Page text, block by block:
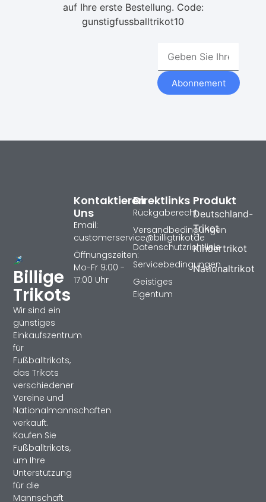
auf Ihre erste Bestellung. Code:
gunstigfussballtrikot10
Abonnement
Billige
Trikots
Wir sind ein
günstiges
Einkaufszentrum
für
Fußballtrikots,
das Trikots
verschiedener
Vereine und
Nationalmannschaften
verkauft.
Kaufen Sie
Fußballtrikots,
um Ihre
Unterstützung
für die
Mannschaft
Produkt
Deutschland-
Trikot
Kindertrikot
Nationaltrikot
Direktlinks
Rückgaberecht
Versandbedingungen
Datenschutzrichtlinie
Servicebedingungen
Geistiges
Eigentum
Kontaktieren
Uns
Email:
customerservice@billigtrikotde
Öffnungszeiten:
Mo-Fr 9:00 -
17:00 Uhr